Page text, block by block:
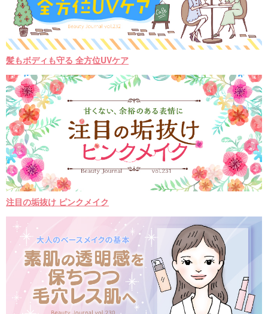
髪もボディも守る 全方位UVケア
注目の垢抜け ピンクメイク